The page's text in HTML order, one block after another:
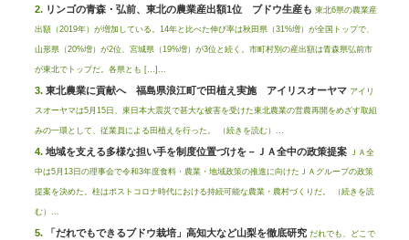
リンゴの青森・弘前、東北の農業産出額1位 ブドウ生産も 東北6県の農業産
出額（2019年）が増加している。14年と比べた伸び率は秋田県（31%増）が全国トップで、
山形県（20%増）が2位、宮城県（19%増）が3位と続く。市町村別の産出額は青森県弘前市
が東北でトップだ。各県とも […]...
東北農業に貢献へ 福島県浪江町で田植え実施 アイリスオーヤマ アイリ
スオーヤマは5月15日、東日本大震災で甚大な被害を受けた東北農業の営農再開をめざす取組
みの一環として、従業員による田植えを行った。 （続きを読む）...
地域を支える多様な担い手を制度位置づけを－ＪＡ全中の政策提案 ＪＡ全
中は5月13日の理事会で令和3年度食料・農業・地域政策の推進に向けたＪＡグループの政策
提案を決めた。柱はポストコロナ時代における持続可能な農業・農村づくりだ。 （続きを読
む）...
「だれでもできるブドウ栽培」高知大など山梨を徹底研究 だれでも、どこで